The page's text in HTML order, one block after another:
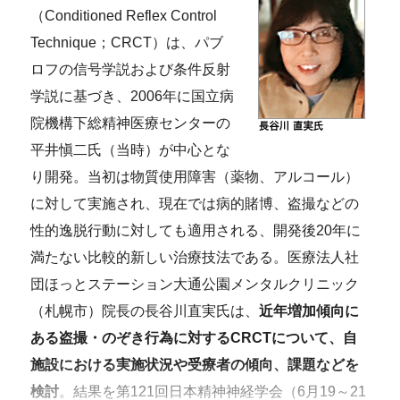
（Conditioned Reflex Control
Technique；CRCT）は、パブ
ロフの信号学説および条件反射
学説に基づき、2006年に国立病
院機構下総精神医療センターの
平井愼二氏（当時）が中心とな
り開発。当初は物質使用障害（薬物、アルコール）
に対して実施され、現在では病的賭博、盗撮などの
性的逸脱行動に対しても適用される、開発後20年に
満たない比較的新しい治療技法である。医療法人社
団ほっとステーション大通公園メンタルクリニック
（札幌市）院長の長谷川直実氏は、近年増加傾向に
ある盗撮・のぞき行為に対するCRCTについて、自
施設における実施状況や受療者の傾向、課題などを
検討。結果を第121回日本精神神経学会（6月19～21